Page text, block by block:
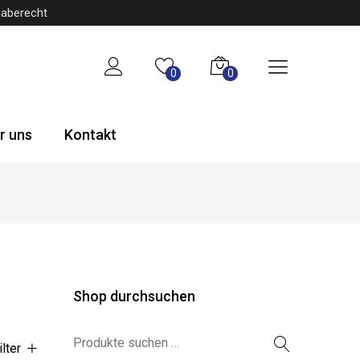
0 0
uns Kontakt
Shop durchsuchen
Suchen nach: